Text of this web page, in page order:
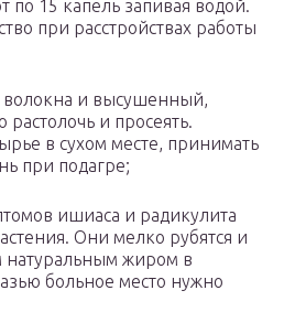
по 15 капель запивая водой.
при расстройствах работы
волокна и высушенный,
и просеять.
в сухом месте, принимать
при подагре;
ишиаса и радикулита
Они мелко рубятся и
жиром в
больное место нужно